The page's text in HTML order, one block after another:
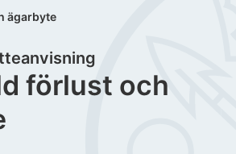
ägarbyte
förlust och